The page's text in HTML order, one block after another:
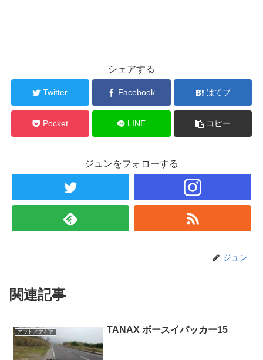
シェアする
Twitter Facebook はてブ
Pocket LINE コピー
ジュンをフォローする
ジュン
関連記事
アウトドアギア TANAX ボースイパッカー15